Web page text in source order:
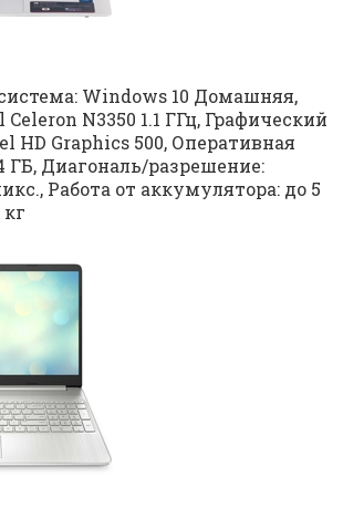
Windows 10 Домашняя,
N3350 1.1 ГГц, Графический
HD Graphics 500, Оперативная
ГБ, Диагональ/разрешение:
Работа от аккумулятора: до 5
кг